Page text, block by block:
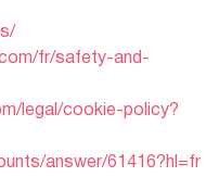
fr/safety-and-
legal/cookie-policy?
answer/61416?hl=fr